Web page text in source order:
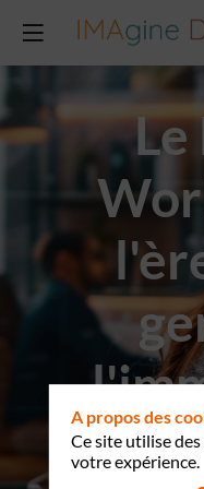
A propos des
Ce site utilise
votre expérience.